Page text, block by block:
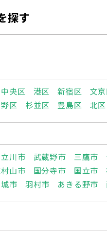
探す
中央区 港区 新宿区 文
区 杉並区 豊島区 北区
立川市 武蔵野市 三鷹市
山市 国分寺市 国立市
市 羽村市 あきる野市